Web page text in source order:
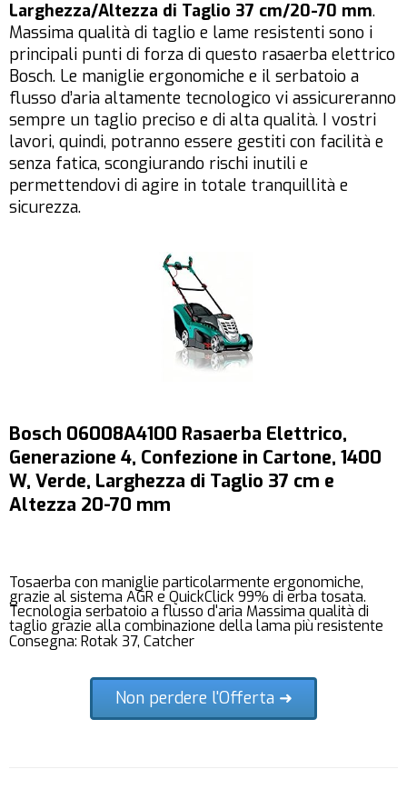
Larghezza/Altezza di Taglio 37 cm/20-70 mm.
Massima qualità di taglio e lame resistenti sono i
principali punti di forza di questo rasaerba elettrico
Bosch. Le maniglie ergonomiche e il serbatoio a
flusso d’aria altamente tecnologico vi assicureranno
sempre un taglio preciso e di alta qualità. I vostri
lavori, quindi, potranno essere gestiti con facilità e
senza fatica, scongiurando rischi inutili e
permettendovi di agire in totale tranquillità e
sicurezza.
Bosch 06008A4100 Rasaerba Elettrico,
Generazione 4, Confezione in Cartone, 1400
W, Verde, Larghezza di Taglio 37 cm e
Altezza 20-70 mm
Tosaerba con maniglie particolarmente ergonomiche,
grazie al sistema AGR e QuickClick 99% di erba tosata.
Tecnologia serbatoio a flusso d'aria Massima qualità di
taglio grazie alla combinazione della lama più resistente
Consegna: Rotak 37, Catcher
Non perdere l'Offerta ➜